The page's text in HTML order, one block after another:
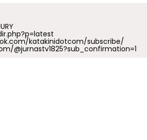
katakinidotcom/subscribe/
@jurnastv1825?sub_confirmation=1